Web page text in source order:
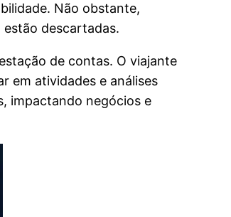
Não obstante,
descartadas.
de contas. O viajante
em atividades e análises
impactando negócios e